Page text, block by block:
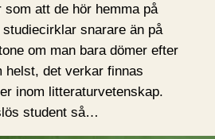
att de hör hemma på
snarare än på
om man bara dömer efter
det verkar finnas
inom litteraturvetenskap.
student så…